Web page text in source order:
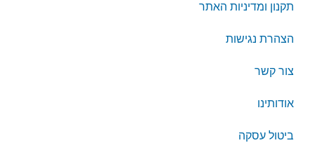
תקנון ומדיניות האתר
הצהרת נגישות
צור קשר
אודותינו
ביטול עסקה